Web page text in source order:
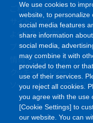
ご利用条件
サイトマップ
よくあるご質問
プライバシーポリシー
情報セキュリティポリシ
クッキーポリシー
ソーシャルメディアポリ
We use cookies to
website, to
social media features
share information
social media,
may combine it with
provided to them or
use of their services.
you reject all cookies.
you agree with the use
[Cookie Settings] to
our website. You can